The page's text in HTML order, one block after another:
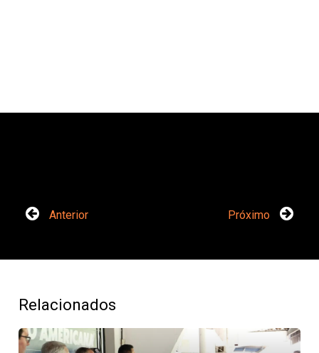
Anterior Próximo
Relacionados